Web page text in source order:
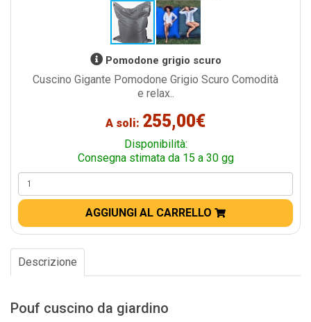
Pomodone grigio scuro
Cuscino Gigante Pomodone Grigio Scuro Comodità
e relax..
A soli: 255,00€
Disponibilità:
Consegna stimata da 15 a 30 gg
AGGIUNGI AL CARRELLO
Descrizione
Pouf cuscino da giardino